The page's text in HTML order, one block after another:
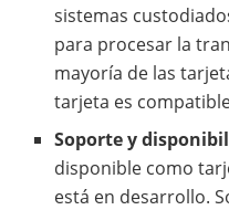
sistemas
para procesar la
mayoría de las
tarjeta es
Soporte y
disponible como
está en desarrollo.